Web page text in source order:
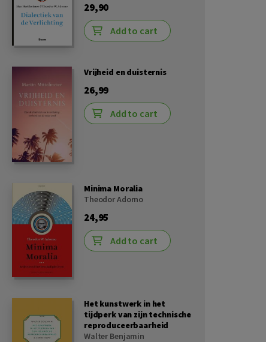
29,90
Add to cart
Vrijheid en duisternis
26,99
Add to cart
Minima Moralia
Theodor Adorno
24,95
Add to cart
Het kunstwerk in het
tijdperk van zijn technische
reproduceerbaarheid
Walter Benjamin